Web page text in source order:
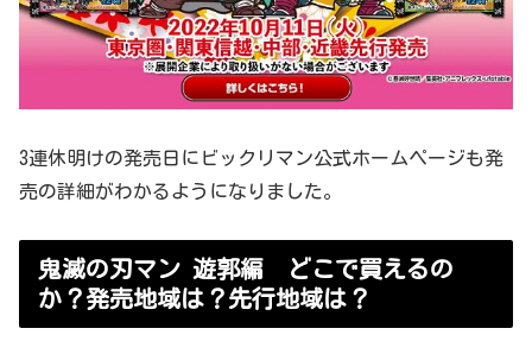
3連休明けの発売日にビックリマン公式ホームページも発
売の詳細がわかるようになりました。
鬼滅の刃マン 遊郭編 どこで買えるの
か？発売地域は？先行地域は？